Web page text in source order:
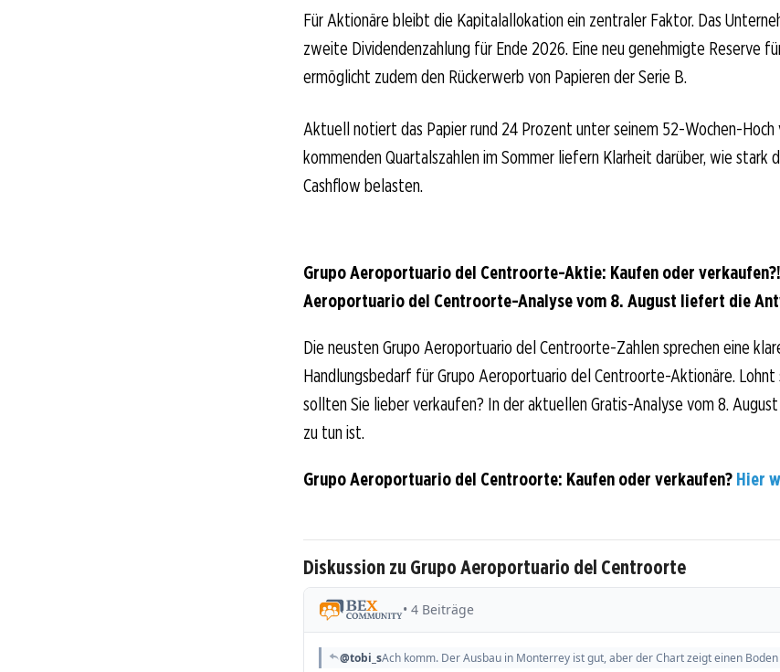
Für Aktionäre bleibt die Kapitalallokation ein zentraler Faktor. Das
zweite Dividendenzahlung für Ende 2026. Eine neu genehmigte Reserve
ermöglicht zudem den Rückerwerb von Papieren der Serie B.
Aktuell notiert das Papier rund 24 Prozent unter seinem 52-Wochen-Hoch
kommenden Quartalszahlen im Sommer liefern Klarheit darüber, wie stark
Cashflow belasten.
Grupo Aeroportuario del Centroorte-Aktie: Kaufen oder
Aeroportuario del Centroorte-Analyse vom 8. August liefert die
Die neusten Grupo Aeroportuario del Centroorte-Zahlen sprechen eine
Handlungsbedarf für Grupo Aeroportuario del Centroorte-Aktionäre. Lohnt
sollten Sie lieber verkaufen? In der aktuellen Gratis-Analyse vom 8.
zu tun ist.
Grupo Aeroportuario del Centroorte: Kaufen oder verkaufen? Hier
Diskussion zu Grupo Aeroportuario del Centroorte